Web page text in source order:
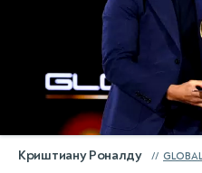
Криштиану Роналду